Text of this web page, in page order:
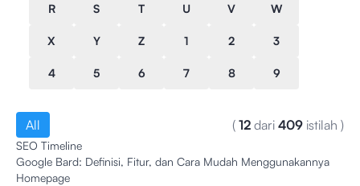
R S T U V W
X Y Z 1 2 3
4 5 6 7 8 9
All ( 12 dari 409 istilah )
SEO Timeline
Google Bard: Definisi, Fitur, dan Cara Mudah Menggunakannya
Homepage